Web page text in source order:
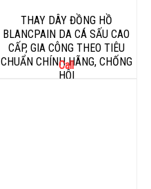
THAY DÂY ĐỒNG HỒ
BLANCPAIN DA CÁ SẤU CAO
CẤP, GIA CÔNG THEO TIÊU
CHUẨN CHÍNH HÃNG, CHỐNG
HÔI
Call